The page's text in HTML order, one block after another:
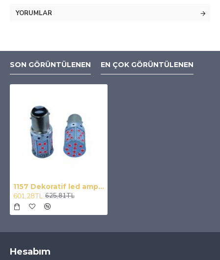
YORUMLAR
SON GÖRÜNTÜLENEN EN ÇOK GÖRÜNTÜLENEN
1157 Dekoratif led ampul çift duy canbuslı kırmızı 12v / LAAM946-1
601,28TL 625,81TL
Hesabım